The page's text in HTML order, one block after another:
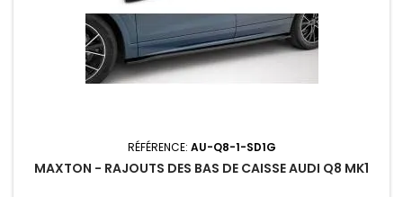
RÉFÉRENCE: AU-Q8-1-SD1G
MAXTON - RAJOUTS DES BAS DE CAISSE AUDI Q8 MK1